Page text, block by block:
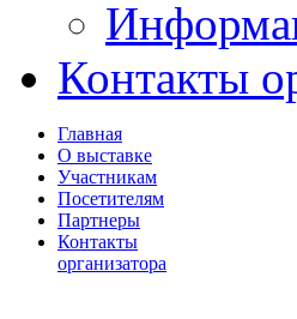
Контакты
Главная
О выставке
Участникам
Посетителям
Партнеры
Контакты
организатора